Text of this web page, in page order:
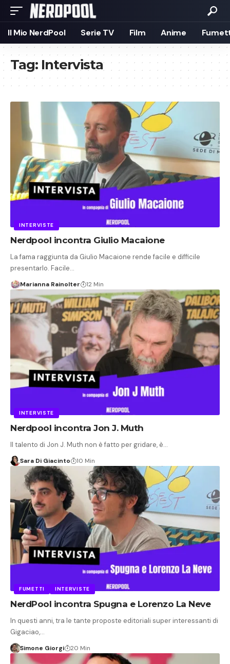
Il Mio NerdPool Serie TV Film Anime
Tag: Intervista
INTERVISTE
Nerdpool incontra Giulio Macaione
La fama raggiunta da Giulio Macaione rende facile e difficile
presentarlo. Facile…
Marianna Rainolter 12 Min
INTERVISTE
Nerdpool incontra Jon J. Muth
Il talento di Jon J. Muth non è fatto per gridare, è…
Sara Di Giacinto 10 Min
FUMETTI INTERVISTE
NerdPool incontra Spugna e Lorenzo La Neve
In questi anni, tra le tante proposte editoriali super interessanti di
Gigaciao,…
Simone Giorgi 20 Min